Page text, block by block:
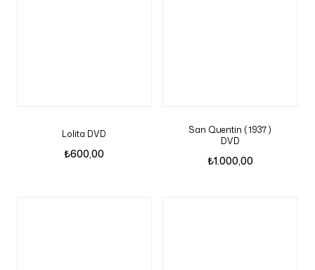
Lolita DVD
₺600,00
San Quentin ( 1937 )
DVD
₺1.000,00